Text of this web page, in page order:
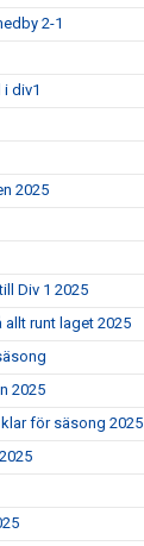
2-1
div1
2025
Div 1 2025
allt runt laget 2025
2025
för säsong 2025